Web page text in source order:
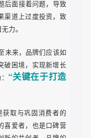
客群流失、用户口碑
不稳定、消费需求
问题后面接着问题，导致
果渠道上过度投资，致
旧无力。
至未来，品牌们应该如
为：“关键在于打造